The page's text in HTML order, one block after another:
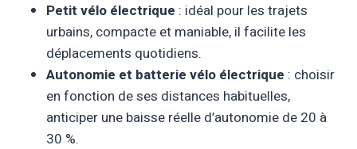
Petit vélo électrique : idéal pour les trajets
urbains, compacte et maniable, il facilite les
déplacements quotidiens.
Autonomie et batterie vélo électrique : choisir
en fonction de ses distances habituelles,
anticiper une baisse réelle d’autonomie de 20 à
30 %.